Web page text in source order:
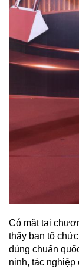
Có mặt tại
thấy ban tổ
đúng chuẩn
ninh, tác nghiệp